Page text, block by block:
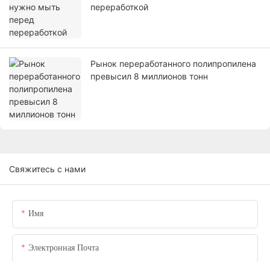
переработкой
Рынок переработанного полипропилена
превысил 8 миллионов тонн
Свяжитесь с нами
Имя
Электронная Почта